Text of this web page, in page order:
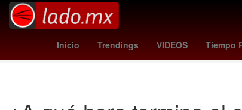
Inicio Trendings VIDEOS Tiempo
croacia vs panama san francisco san juan